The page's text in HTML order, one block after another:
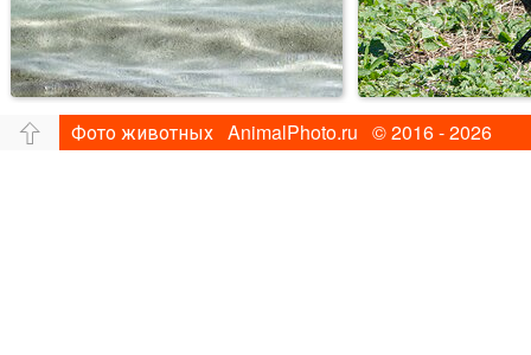
Фото животных AnimalPhoto.ru © 2016 - 2026